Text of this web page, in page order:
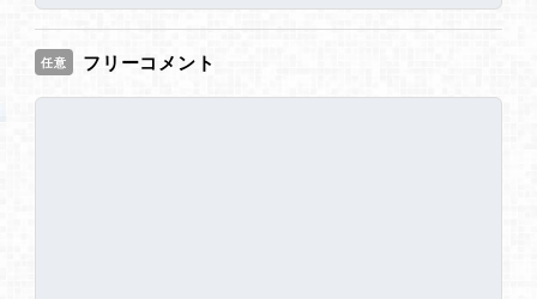
任意 フリーコメント